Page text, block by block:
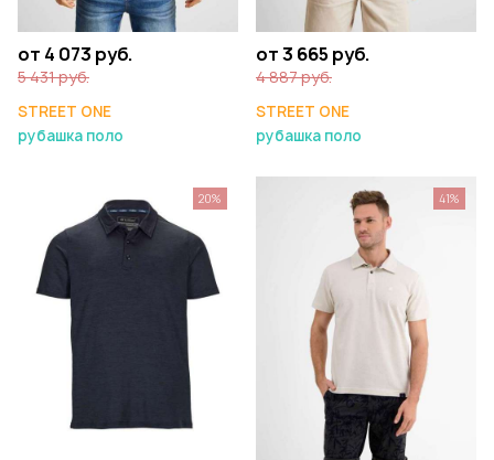
от 4 073 руб.
5 431 руб.
STREET ONE
рубашка поло
от 3 665 руб.
4 887 руб.
STREET ONE
рубашка поло
20% 41%